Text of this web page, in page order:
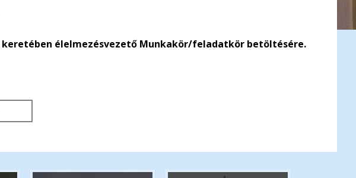
élelmezésvezető Munkakör/feladatkör betöltésére.